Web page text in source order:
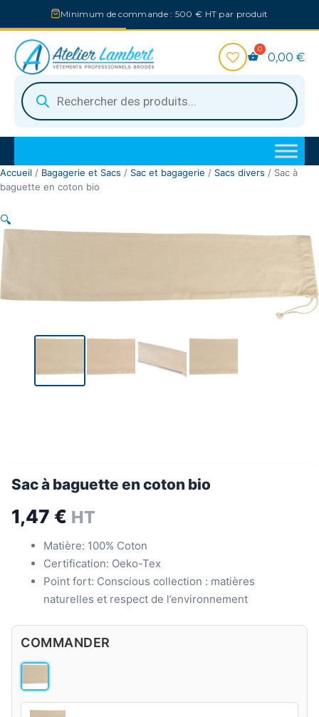
au
contenu
Minimum de commande : 500 € HT par produit
Recherche
de
produits
0,00 €
Accueil / Bagagerie et Sacs / Sac et bagagerie / Sacs divers / Sac à
baguette en coton bio
🔍
Sac à baguette en coton bio
1,47 € HT
Matière: 100% Coton
Certification: Oeko-Tex
Point fort: Conscious collection : matières
naturelles et respect de l’environnement
COMMANDER